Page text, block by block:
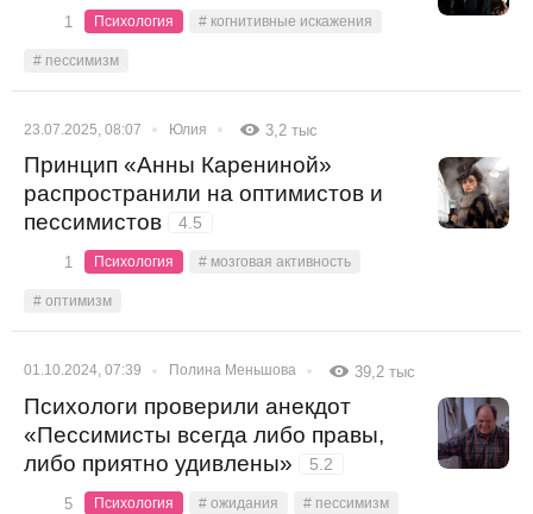
1 Психология # когнитивные искажения
# пессимизм
23.07.2025, 08:07 Юлия 3,2 тыс
Принцип «Анны Карениной»
распространили на оптимистов и
пессимистов
4.5
1 Психология # мозговая активность
# оптимизм
01.10.2024, 07:39 Полина Меньшова 39,2 тыс
Психологи проверили анекдот
«Пессимисты всегда либо правы,
либо приятно удивлены»
5.2
5 Психология # ожидания # пессимизм